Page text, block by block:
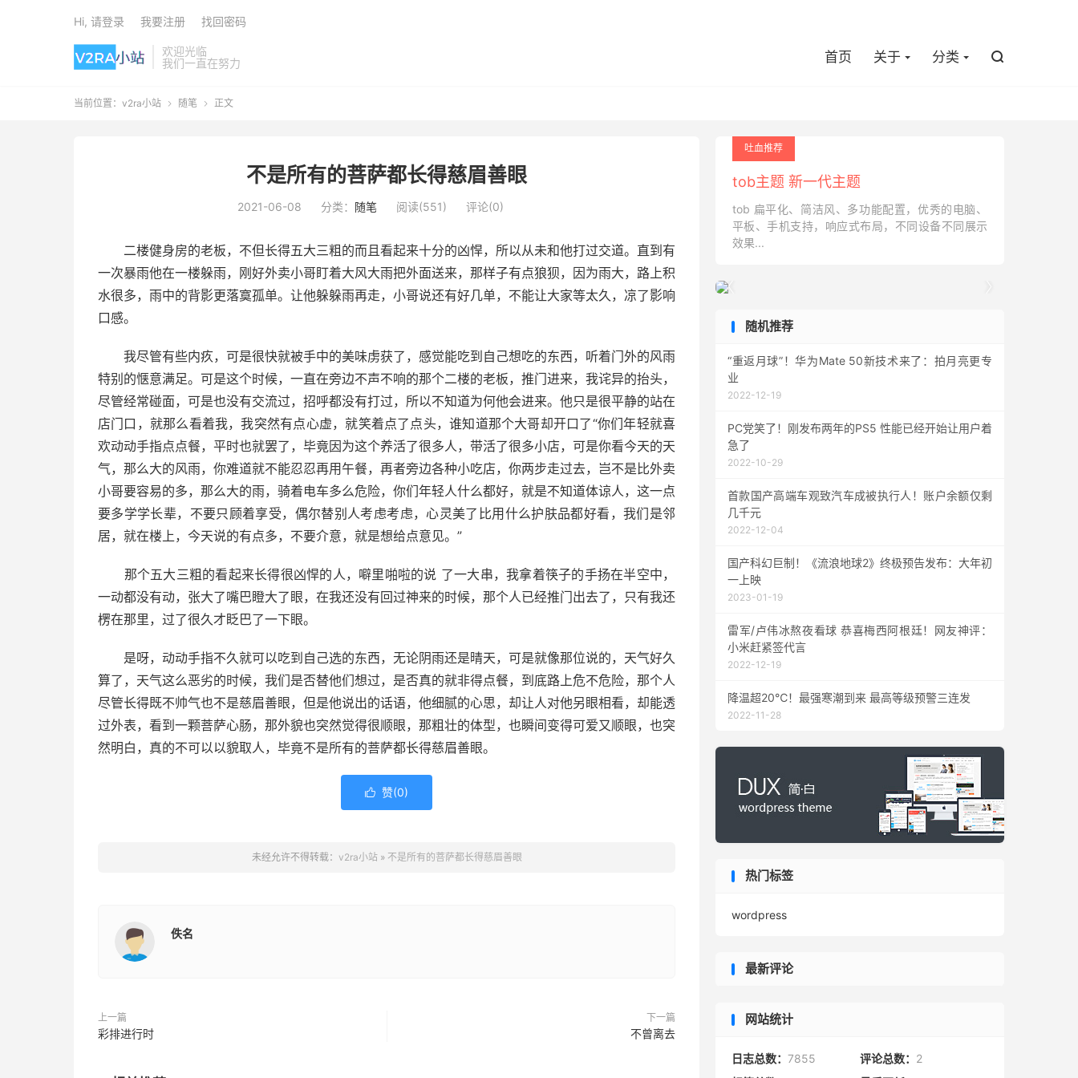
欢迎光临
我们一直在努力
首页 关于 分类 
Hi, 请登录 我要注册 找回密码
当前位置： v2ra小站  随笔  正文
不是所有的菩萨都长得慈眉善眼
2021-06-08 分类： 随笔 阅读(551) 评论(0)
二楼健身房的老板，不但长得五大三粗的而且看起来十分的凶悍，所以从未和他打过交道。直到有
一次暴雨他在一楼躲雨，刚好外卖小哥盯着大风大雨把外面送来，那样子有点狼狈，因为雨大，路上积
水很多，雨中的背影更落寞孤单。让他躲躲雨再走，小哥说还有好几单，不能让大家等太久，凉了影响
口感。
我尽管有些内疚，可是很快就被手中的美味虏获了，感觉能吃到自己想吃的东西，听着门外的风雨
特别的惬意满足。可是这个时候，一直在旁边不声不响的那个二楼的老板，推门进来，我诧异的抬头，
尽管经常碰面，可是也没有交流过，招呼都没有打过，所以不知道为何他会进来。他只是很平静的站在
店门口，就那么看着我，我突然有点心虚，就笑着点了点头，谁知道那个大哥却开口了“你们年轻就喜
欢动动手指点点餐，平时也就罢了，毕竟因为这个养活了很多人，带活了很多小店，可是你看今天的天
气，那么大的风雨，你难道就不能忍忍再用午餐，再者旁边各种小吃店，你两步走过去，岂不是比外卖
小哥要容易的多，那么大的雨，骑着电车多么危险，你们年轻人什么都好，就是不知道体谅人，这一点
要多学学长辈，不要只顾着享受，偶尔替别人考虑考虑，心灵美了比用什么护肤品都好看，我们是邻
居，就在楼上，今天说的有点多，不要介意，就是想给点意见。”
那个五大三粗的看起来长得很凶悍的人，噼里啪啦的说 了一大串，我拿着筷子的手扬在半空中，
一动都没有动，张大了嘴巴瞪大了眼，在我还没有回过神来的时候，那个人已经推门出去了，只有我还
楞在那里，过了很久才眨巴了一下眼。
是呀，动动手指不久就可以吃到自己选的东西，无论阴雨还是晴天，可是就像那位说的，天气好久
算了，天气这么恶劣的时候，我们是否替他们想过，是否真的就非得点餐，到底路上危不危险，那个人
尽管长得既不帅气也不是慈眉善眼，但是他说出的话语，他细腻的心思，却让人对他另眼相看，却能透
过外表，看到一颗菩萨心肠，那外貌也突然觉得很顺眼，那粗壮的体型，也瞬间变得可爱又顺眼，也突
然明白，真的不可以以貌取人，毕竟不是所有的菩萨都长得慈眉善眼。
 赞(0)
未经允许不得转载： v2ra小站» 不是所有的菩萨都长得慈眉善眼
佚名
上一篇
彩排进行时
下一篇
不曾离去
吐血推荐
tob主题 新一代主题
tob 扁平化、简洁风、多功能配置，优秀的电脑、
平板、手机支持，响应式布局，不同设备不同展示
效果...

随机推荐
“重返月球”！华为Mate 50新技术来了：拍月亮更专
业
2022-12-19
PC党笑了！刚发布两年的PS5 性能已经开始让用户着
急了
2022-10-29
首款国产高端车观致汽车成被执行人！账户余额仅剩
几千元
2022-12-04
国产科幻巨制！《流浪地球2》终极预告发布：大年初
一上映
2023-01-19
雷军/卢伟冰熬夜看球 恭喜梅西阿根廷！网友神评：
小米赶紧签代言
2022-12-19
降温超20℃！最强寒潮到来 最高等级预警三连发
2022-11-28
热门标签
wordpress
最新评论
网站统计
日志总数： 7855 评论总数： 2